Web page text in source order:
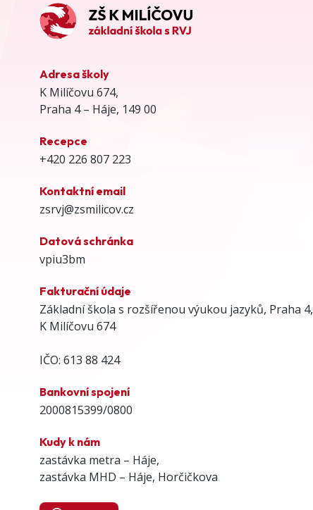
Adresa školy
K Milíčovu 674,
Praha 4 – Háje, 149 00
Recepce
+420 226 807 223
Kontaktní email
zsrvj@zsmilicov.cz
Datová schránka
vpiu3bm
Fakturační údaje
Základní škola s rozšířenou výukou jazyků, Praha 4,
K Milíčovu 674
IČO: 613 88 424
Bankovní spojení
2000815399/0800
Kudy k nám
zastávka metra – Háje,
zastávka MHD – Háje, Horčičkova